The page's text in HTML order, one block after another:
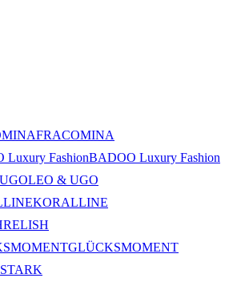
FRACOMINA
BADOO Luxury Fashion
LEO & UGO
KORALLINE
RELISH
GLÜCKSMOMENT
STARK